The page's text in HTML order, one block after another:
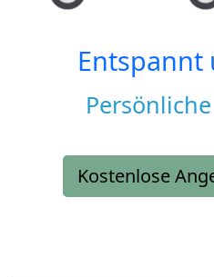
Entspannt
Kostenlose